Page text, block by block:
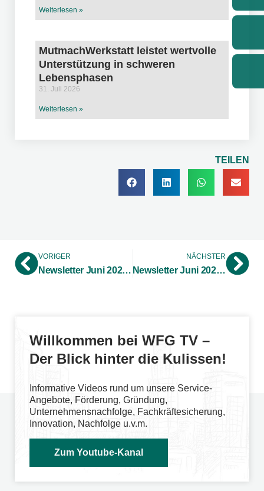
Weiterlesen »
MutmachWerkstatt leistet wertvolle
Unterstützung in schweren
Lebensphasen
31. Juli 2026
Weiterlesen »
TEILEN
VORIGER
Newsletter Juni 2020 – „Mittelstand Innovativ & Digital“ neu aufgelegt – Umfangreiche Unterstützung für Digitalisierungs- und Innovationsprojekte
NÄCHSTER
Newsletter Juni 2020 – „Made in Westmünsterland“ – Serienerfolg jetzt auch als XXL-Podcast
Willkommen bei WFG TV –
Der Blick hinter die Kulissen!
Informative Videos rund um unsere Service-
Angebote, Förderung, Gründung,
Unternehmensnachfolge, Fachkräftesicherung,
Innovation, Nachfolge u.v.m.
Zum Youtube-Kanal